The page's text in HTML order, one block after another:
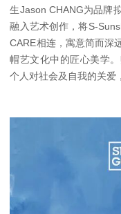
生Jason CHANG为品牌
融入艺术创作，将S-
CARE相连，寓意简而深
帽艺文化中的匠心美学
个人对社会及自我的关爱